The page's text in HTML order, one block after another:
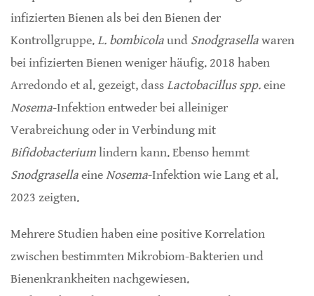
infizierten Bienen als bei den Bienen der
Kontrollgruppe.L. bombicolaund Snodgrasellawaren
bei infizierten Bienen weniger häufig. 2018 haben
Arredondo et al. gezeigt, dassLactobacillus spp.eine
Nosema-Infektion entweder bei alleiniger
Verabreichung oder in Verbindung mit
Bifidobacteriumlindern kann. Ebenso hemmt
SnodgrasellaeineNosema-Infektion wie Lang et al.
2023 zeigten.
Mehrere Studien haben eine positive Korrelation
zwischen bestimmten Mikrobiom-Bakterien und
Bienenkrankheiten nachgewiesen.